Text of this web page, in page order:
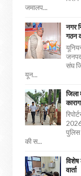
जमालप...
नगर
गठन
संघ
यून...
जिला
पुलिस
की स...
विशेष
वार्ता